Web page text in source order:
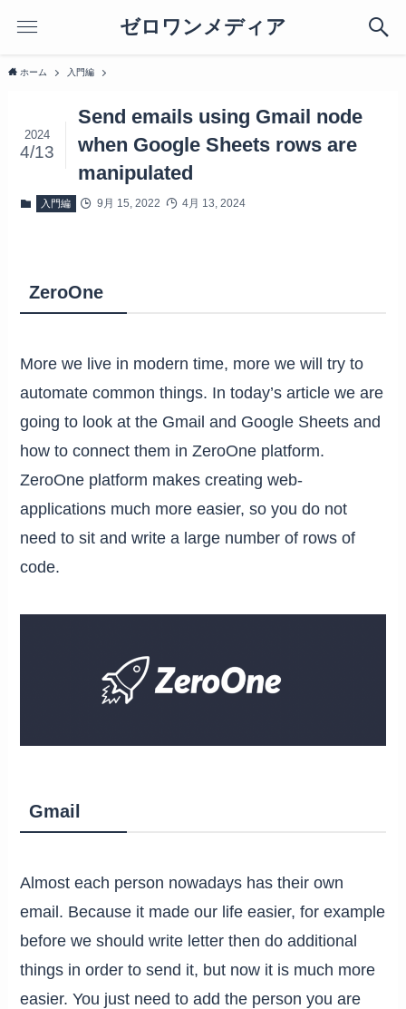
ゼロワンメディア
ホーム 入門編
Send emails using Gmail node
when Google Sheets rows are
manipulated
2024
4/13
入門編 9月 15, 2022 4月 13, 2024
ZeroOne
More we live in modern time, more we will try to
automate common things. In today’s article we are
going to look at the Gmail and Google Sheets and
how to connect them in ZeroOne platform.
ZeroOne platform makes creating web-
applications much more easier, so you do not
need to sit and write a large number of rows of
code.
Gmail
Almost each person nowadays has their own
email. Because it made our life easier, for example
before we should write letter then do additional
things in order to send it, but now it is much more
easier. You just need to add the person you are